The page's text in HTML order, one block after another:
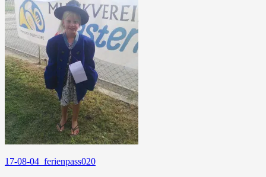
Beitragsnavigation
17-08-04_ferienpass020